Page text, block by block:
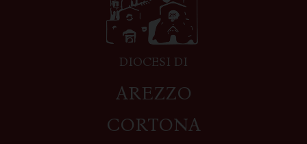
DIOCESI DI
AREZZO
CORTONA